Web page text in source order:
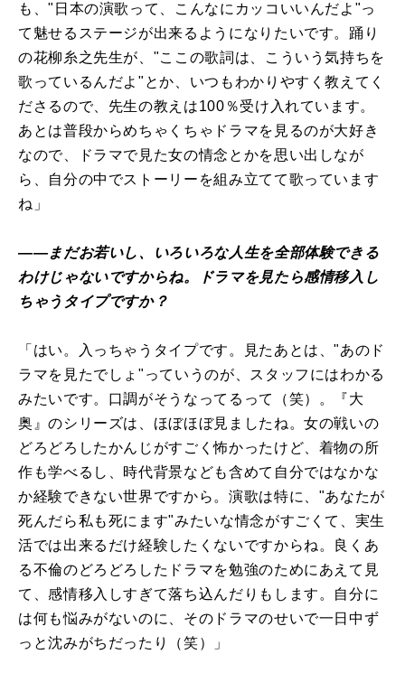
も、"日本の演歌って、こんなにカッコいいんだよ"っ
て魅せるステージが出来るようになりたいです。踊り
の花柳糸之先生が、"ここの歌詞は、こういう気持ちを
歌っているんだよ"とか、いつもわかりやすく教えてく
ださるので、先生の教えは100％受け入れています。
あとは普段からめちゃくちゃドラマを見るのが大好き
なので、ドラマで見た女の情念とかを思い出しなが
ら、自分の中でストーリーを組み立てて歌っています
ね」
――まだお若いし、いろいろな人生を全部体験できる
わけじゃないですからね。ドラマを見たら感情移入し
ちゃうタイプですか？
「はい。入っちゃうタイプです。見たあとは、"あのド
ラマを見たでしょ"っていうのが、スタッフにはわかる
みたいです。口調がそうなってるって（笑）。『大
奥』のシリーズは、ほぼほぼ見ましたね。女の戦いの
どろどろしたかんじがすごく怖かったけど、着物の所
作も学べるし、時代背景なども含めて自分ではなかな
か経験できない世界ですから。演歌は特に、"あなたが
死んだら私も死にます"みたいな情念がすごくて、実生
活では出来るだけ経験したくないですからね。良くあ
る不倫のどろどろしたドラマを勉強のためにあえて見
て、感情移入しすぎて落ち込んだりもします。自分に
は何も悩みがないのに、そのドラマのせいで一日中ず
っと沈みがちだったり（笑）」